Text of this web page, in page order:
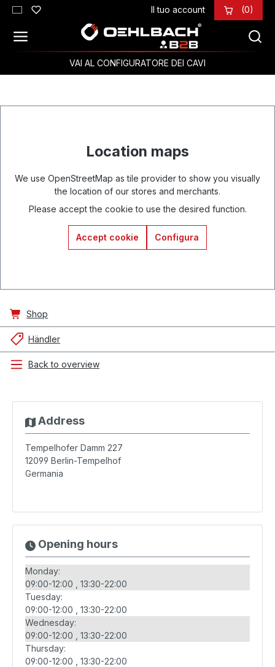
Passa al contenuto principale Il tuo account (0)
VAI AL CONFIGURATORE DEI CAVI
Location maps
We use OpenStreetMap as tile provider to show you visually
the location of our stores and merchants.
Please accept the cookie to use the desired function.
Accept cookie Configura
Shop
Händler
Back to overview
Address
Tempelhofer Damm 227
12099 Berlin-Tempelhof
Germania
Opening hours
Monday:
09:00-12:00
13:30-22:00
Tuesday:
09:00-12:00
13:30-22:00
Wednesday:
09:00-12:00
13:30-22:00
Thursday:
09:00-12:00
13:30-22:00